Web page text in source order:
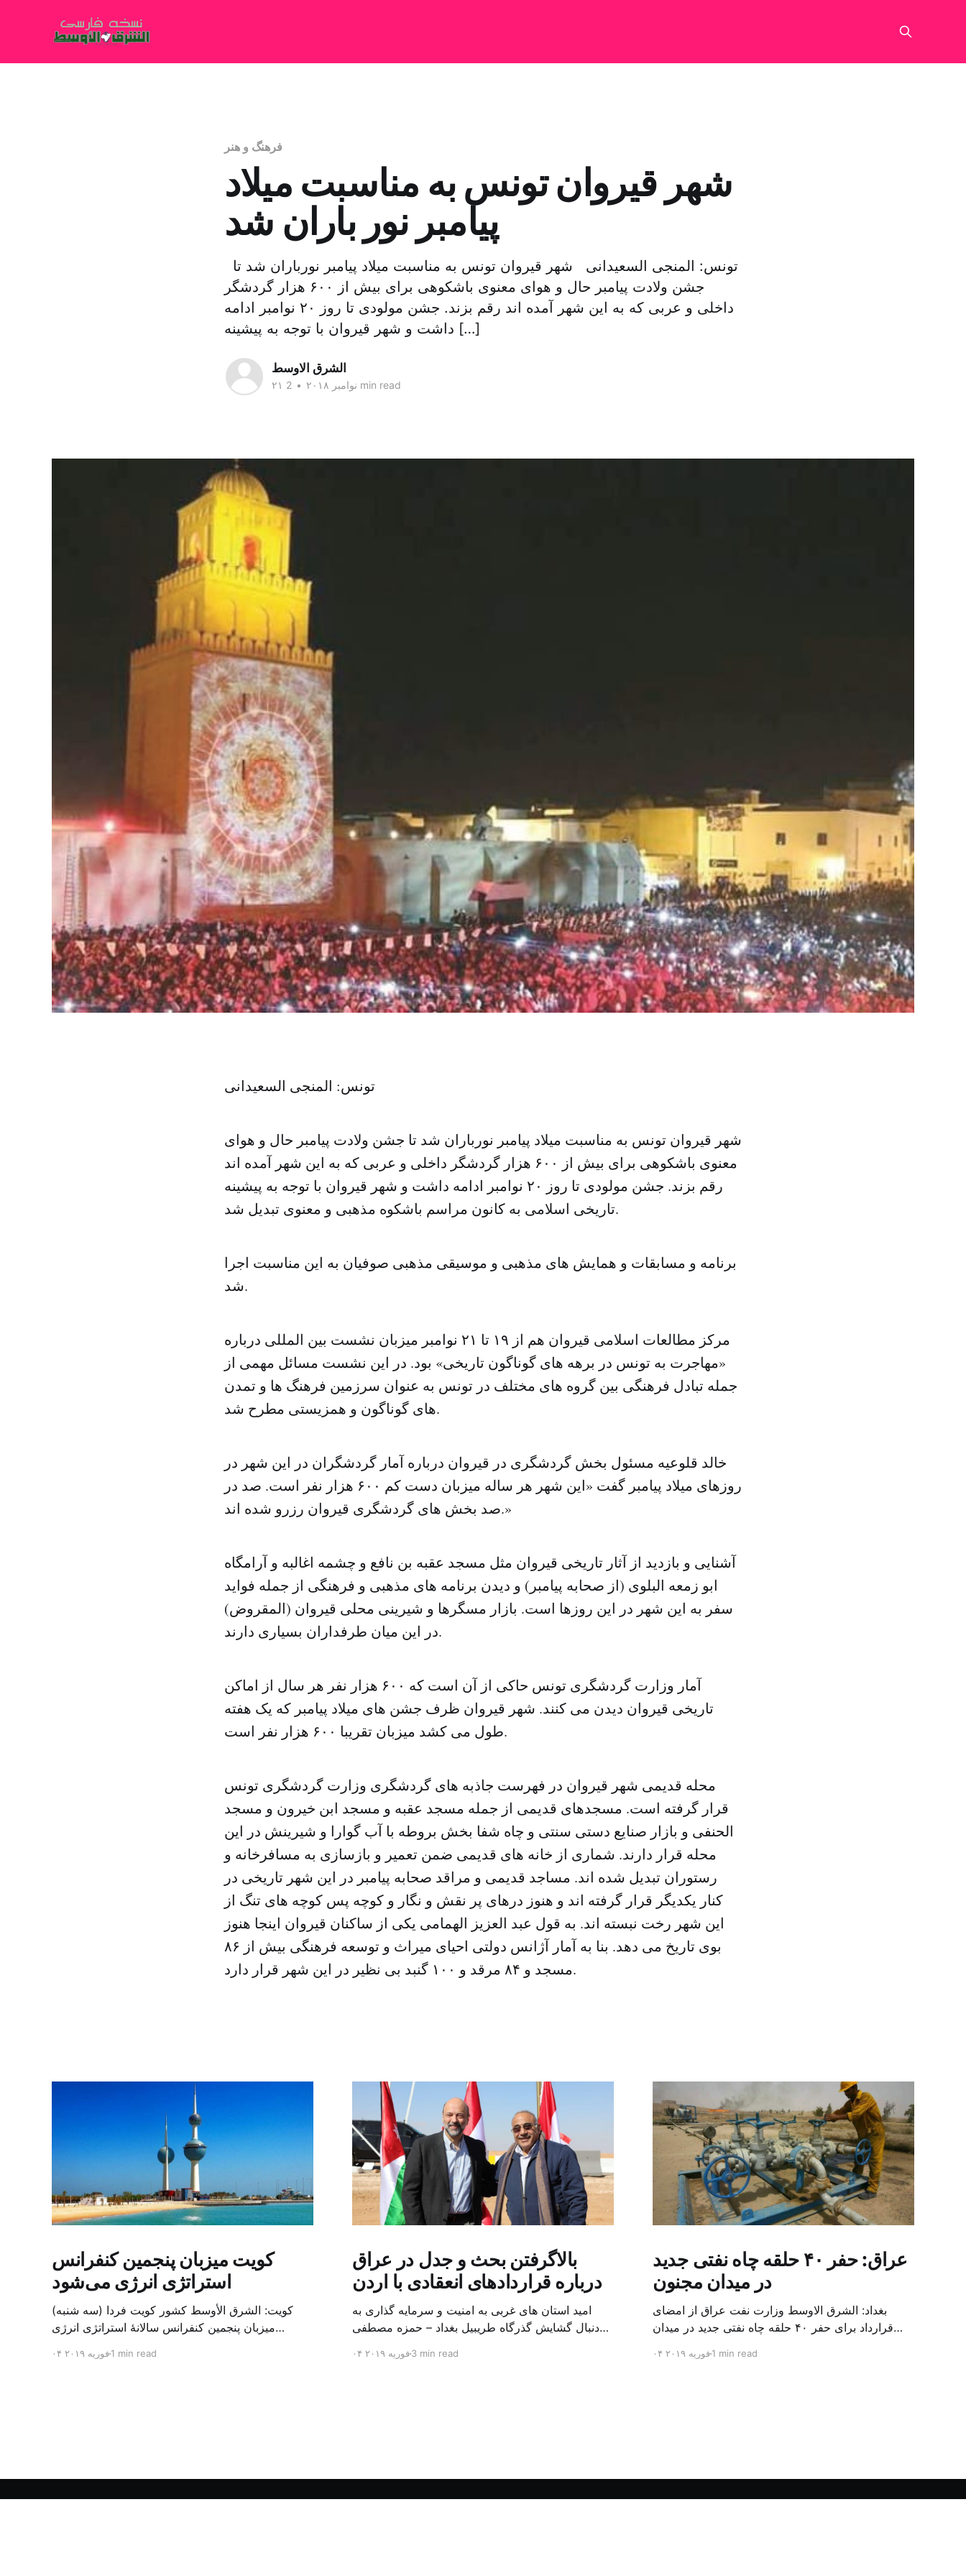
فرهنگ و هنر
شهر قیروان تونس به مناسبت میلاد
پیامبر نور باران شد
جشن ولادت پیامبر حال و هوای معنوی باشکوهی برای بیش از ۶۰۰ هزار گردشگر
داخلی و عربی که به این شهر آمده اند رقم بزند. جشن مولودی تا روز ۲۰ نوامبر ادامه
داشت و شهر قیروان با توجه به پیشینه […]
الشرق الاوسط
۲۱ نوامبر ۲۰۱۸ • 2 min read
تونس: المنجی السعیدانی
شهر قیروان تونس به مناسبت میلاد پیامبر نورباران شد تا جشن ولادت پیامبر حال و هوای
معنوی باشکوهی برای بیش از ۶۰۰ هزار گردشگر داخلی و عربی که به این شهر آمده اند
رقم بزند. جشن مولودی تا روز ۲۰ نوامبر ادامه داشت و شهر قیروان با توجه به پیشینه
تاریخی اسلامی به کانون مراسم باشکوه مذهبی و معنوی تبدیل شد.
برنامه و مسابقات و همایش های مذهبی و موسیقی مذهبی صوفیان به این مناسبت اجرا
شد.
مرکز مطالعات اسلامی قیروان هم از ۱۹ تا ۲۱ نوامبر میزبان نشست بین المللی درباره
«مهاجرت به تونس در برهه های گوناگون تاریخی» بود. در این نشست مسائل مهمی از
جمله تبادل فرهنگی بین گروه های مختلف در تونس به عنوان سرزمین فرهنگ ها و تمدن
های گوناگون و همزیستی مطرح شد.
خالد قلوعیه مسئول بخش گردشگری در قیروان درباره آمار گردشگران در این شهر در
روزهای میلاد پیامبر گفت «این شهر هر ساله میزبان دست کم ۶۰۰ هزار نفر است. صد در
صد بخش های گردشگری قیروان رزرو شده اند.»
آشنایی و بازدید از آثار تاریخی قیروان مثل مسجد عقبه بن نافع و چشمه اغالبه و آرامگاه
ابو زمعه البلوی (از صحابه پیامبر) و دیدن برنامه های مذهبی و فرهنگی از جمله فواید
سفر به این شهر در این روزها است. بازار مسگرها و شیرینی محلی قیروان (المقروض)
در این میان طرفداران بسیاری دارند.
آمار وزارت گردشگری تونس حاکی از آن است که ۶۰۰ هزار نفر هر سال از اماکن
تاریخی قیروان دیدن می کنند. شهر قیروان ظرف جشن های میلاد پیامبر که یک هفته
طول می کشد میزبان تقریبا ۶۰۰ هزار نفر است.
محله قدیمی شهر قیروان در فهرست جاذبه های گردشگری وزارت گردشگری تونس
قرار گرفته است. مسجدهای قدیمی از جمله مسجد عقبه و مسجد ابن خیرون و مسجد
الحنفی و بازار صنایع دستی سنتی و چاه شفا بخش بروطه با آب گوارا و شیرینش در این
محله قرار دارند. شماری از خانه های قدیمی ضمن تعمیر و بازسازی به مسافرخانه و
رستوران تبدیل شده اند. مساجد قدیمی و مراقد صحابه پیامبر در این شهر تاریخی در
کنار یکدیگر قرار گرفته اند و هنوز درهای پر نقش و نگار و کوچه پس کوچه های تنگ از
این شهر رخت نبسته اند. به قول عبد العزیز الهمامی یکی از ساکنان قیروان اینجا هنوز
بوی تاریخ می دهد. بنا به آمار آژانس دولتی احیای میراث و توسعه فرهنگی بیش از ۸۶
مسجد و ۸۴ مرقد و ۱۰۰ گنبد بی نظیر در این شهر قرار دارد.
کویت میزبان پنجمین کنفرانس
استراتژی انرژی می‌شود
کویت: الشرق الأوسط کشور کویت فردا (سه شنبه)
میزبان پنجمین کنفرانس سالانهٔ استراتژی انرژی
الشرق الاوسط، حدود ۳۰۰ متخصص از شرکت‌های
۰۴ فوریه ۲۰۱۹1 min read
بالاگرفتن بحث و جدل در عراق
درباره قراردادهای انعقادی با اردن
امید استان های غربی به امنیت و سرمایه گذاری به
دنبال گشایش گذرگاه طریبیل بغداد – حمزه مصطفی
طریبیل توسط عادل عبد المهدی نخست وزیر عراق و
۰۴ فوریه ۲۰۱۹3 min read
عراق: حفر ۴۰ حلقه چاه نفتی جدید
در میدان مجنون
بغداد: الشرق الاوسط وزارت نفت عراق از امضای
قرارداد برای حفر ۴۰ حلقه چاه نفتی جدید در میدان
محمد خضیر مدعامل شرکت حفاری عراق روز یکشنبه
۰۴ فوریه ۲۰۱۹1 min read